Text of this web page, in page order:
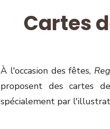
Cartes
À l'occasion des fêtes,
proposent des cartes
spécialement par